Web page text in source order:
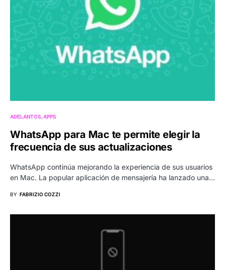
ADELANTOS APPS
WhatsApp para Mac te permite elegir la
frecuencia de sus actualizaciones
WhatsApp continúa mejorando la experiencia de sus usuarios
en Mac. La popular aplicación de mensajería ha lanzado una…
BY FABRIZIO COZZI